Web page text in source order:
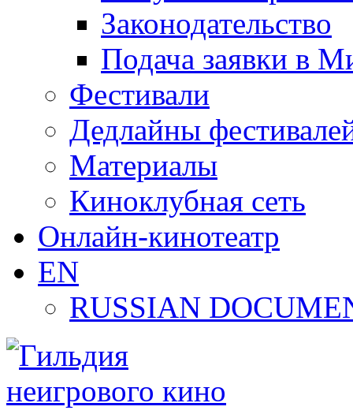
Законодательство
Подача заявки в
Фестивали
Дедлайны
Материалы
Киноклубная сеть
Онлайн-кинотеатр
EN
RUSSIAN